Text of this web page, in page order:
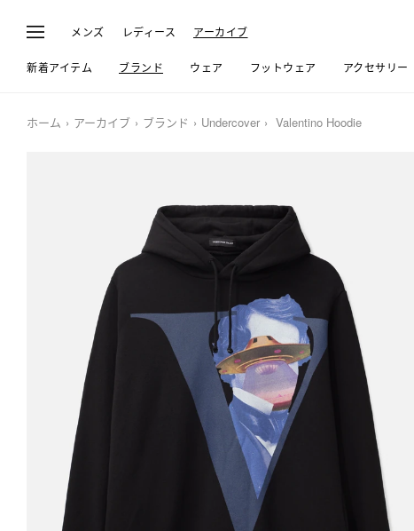
メンズ レディース アーカイブ
新着アイテム ブランド ウェア フットウェア アクセサリー
ホーム アーカイブ ブランド Undercover Valentino Hoodie